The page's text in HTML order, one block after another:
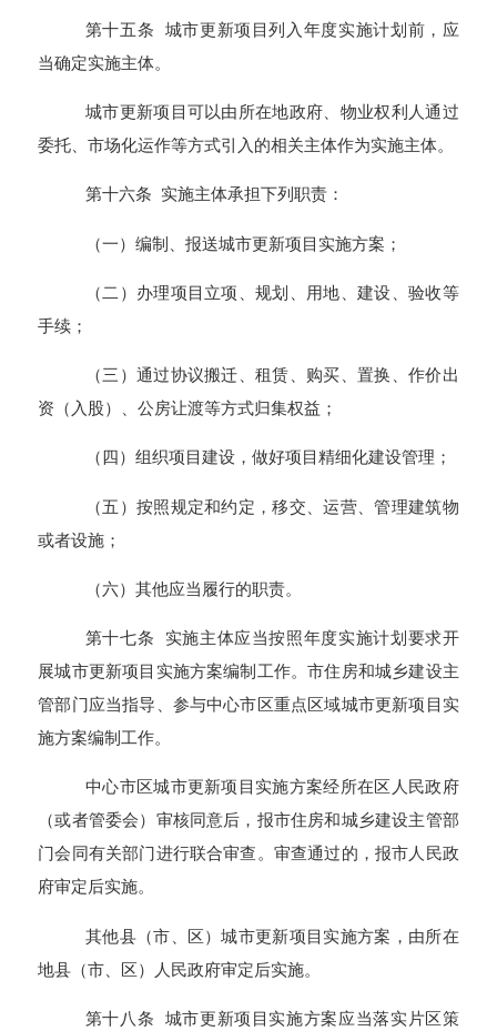
第十五条 城市更新项目列入年度实施计划前，应
当确定实施主体。
城市更新项目可以由所在地政府、物业权利人通过
委托、市场化运作等方式引入的相关主体作为实施主体。
第十六条 实施主体承担下列职责：
（一）编制、报送城市更新项目实施方案；
（二）办理项目立项、规划、用地、建设、验收等
手续；
（三）通过协议搬迁、租赁、购买、置换、作价出
资（入股）、公房让渡等方式归集权益；
（四）组织项目建设，做好项目精细化建设管理；
（五）按照规定和约定，移交、运营、管理建筑物
或者设施；
（六）其他应当履行的职责。
第十七条 实施主体应当按照年度实施计划要求开
展城市更新项目实施方案编制工作。市住房和城乡建设主
管部门应当指导、参与中心市区重点区域城市更新项目实
施方案编制工作。
中心市区城市更新项目实施方案经所在区人民政府
（或者管委会）审核同意后，报市住房和城乡建设主管部
门会同有关部门进行联合审查。审查通过的，报市人民政
府审定后实施。
其他县（市、区）城市更新项目实施方案，由所在
地县（市、区）人民政府审定后实施。
第十八条 城市更新项目实施方案应当落实片区策